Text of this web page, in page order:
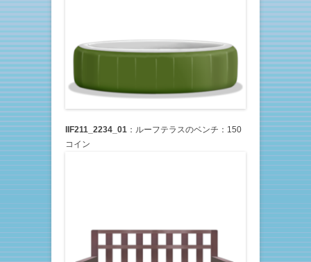
IIF211_2234_01 ：ルーフテラスのベンチ：150
コイン